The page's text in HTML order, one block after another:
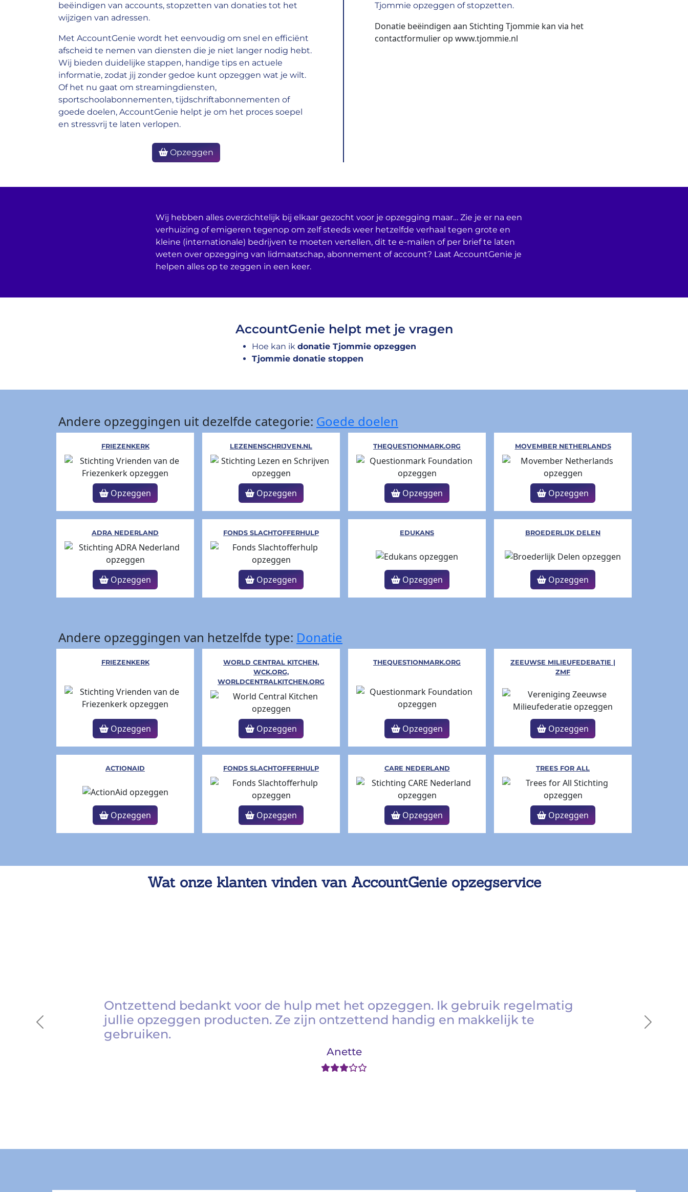
beëindigen van accounts, stopzetten van donaties tot het
wijzigen van adressen.
Met AccountGenie wordt het eenvoudig om snel en efficiënt
afscheid te nemen van diensten die je niet langer nodig hebt.
Wij bieden duidelijke stappen, handige tips en actuele
informatie, zodat jij zonder gedoe kunt opzeggen wat je wilt.
Of het nu gaat om streamingdiensten,
sportschoolabonnementen, tijdschriftabonnementen of
goede doelen, AccountGenie helpt je om het proces soepel
en stressvrij te laten verlopen.
Opzeggen
Tjommie opzeggen of stopzetten.
Donatie beëindigen aan Stichting Tjommie kan via het
contactformulier op www.tjommie.nl
Wij hebben alles overzichtelijk bij elkaar gezocht voor je opzegging maar… Zie je er na een
verhuizing of emigeren tegenop om zelf steeds weer hetzelfde verhaal tegen grote en
kleine (internationale) bedrijven te moeten vertellen, dit te e-mailen of per brief te laten
weten over opzegging van lidmaatschap, abonnement of account? Laat AccountGenie je
helpen alles op te zeggen in een keer.
AccountGenie helpt met je vragen
Hoe kan ik donatie Tjommie opzeggen
Tjommie donatie stoppen
Andere opzeggingen uit dezelfde categorie: Goede doelen
FRIEZENKERK
Opzeggen
LEZENENSCHRIJVEN.NL
Opzeggen
THEQUESTIONMARK.ORG
Opzeggen
MOVEMBER NETHERLANDS
Opzeggen
ADRA NEDERLAND
Opzeggen
FONDS SLACHTOFFERHULP
Opzeggen
EDUKANS
Opzeggen
BROEDERLIJK DELEN
Opzeggen
Andere opzeggingen van hetzelfde type: Donatie
FRIEZENKERK
Opzeggen
WORLD CENTRAL KITCHEN,
WCK.ORG,
WORLDCENTRALKITCHEN.ORG
Opzeggen
THEQUESTIONMARK.ORG
Opzeggen
ZEEUWSE MILIEUFEDERATIE |
ZMF
Opzeggen
ACTIONAID
Opzeggen
FONDS SLACHTOFFERHULP
Opzeggen
CARE NEDERLAND
Opzeggen
TREES FOR ALL
Opzeggen
Wat onze klanten vinden van AccountGenie opzegservice
Previous
Ontzettend bedankt voor de hulp met het opzeggen. Ik gebruik regelmatig
jullie opzeggen producten. Ze zijn ontzettend handig en makkelijk te
gebruiken.
Anette
Next